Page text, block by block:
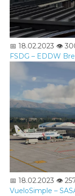
📅 18.02.2023 👁️
FSDG – EDDW
📅 18.02.2023 👁️
VueloSimple –